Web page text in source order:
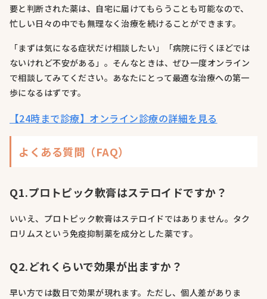
要と判断された薬は、自宅に届けてもらうことも可能なので、
忙しい日々の中でも無理なく治療を続けることができます。
「まずは気になる症状だけ相談したい」「病院に行くほどでは
ないけれど不安がある」。そんなときは、ぜひ一度オンライン
で相談してみてください。あなたにとって最適な治療への第一
歩になるはずです。
【24時まで診療】オンライン診療の詳細を見る
よくある質問（FAQ）
Q1.プロトピック軟膏はステロイドですか？
いいえ、プロトピック軟膏はステロイドではありません。タク
ロリムスという免疫抑制薬を成分とした薬です。
Q2.どれくらいで効果が出ますか？
早い方では数日で効果が現れます。ただし、個人差がありま